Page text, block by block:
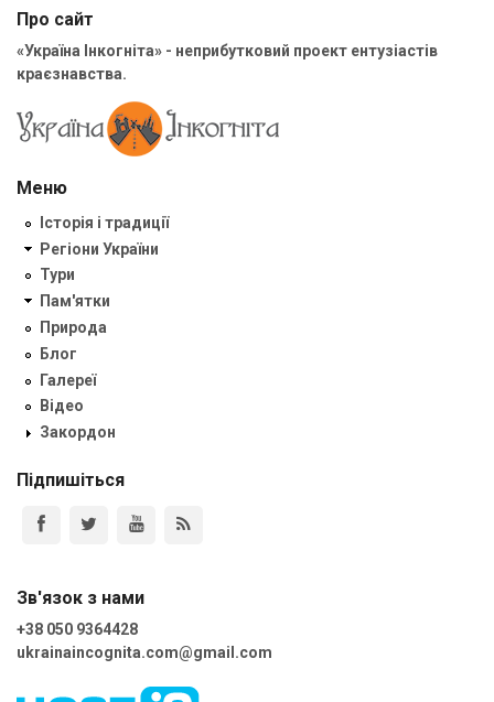
Про сайт
«Україна Інкогніта» - неприбутковий проект ентузіастів
краєзнавства.
Меню
Історія і традиції
Регіони України
Тури
Пам'ятки
Природа
Блог
Галереї
Відео
Закордон
Підпишіться
Зв'язок з нами
+38 050 9364428
ukrainaincognita.com@gmail.com